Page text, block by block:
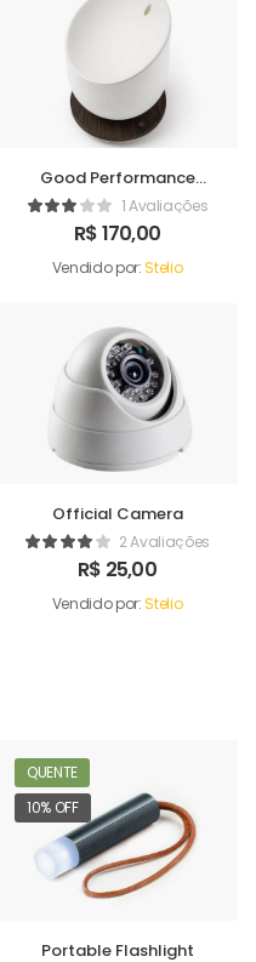
Good Performance
Humidifer1 Avaliações
R$170,00
Vendido por:Stelio
Official Camera
2 Avaliações
R$ 25,00
Vendido por:Stelio
QUENTE
10% OFF
Portable Flashlight